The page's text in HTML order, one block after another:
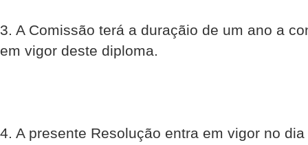
3. A Comissão terá a duraçãio de um ano a
em vigor deste diploma.
4. A presente Resolução entra em vigor no